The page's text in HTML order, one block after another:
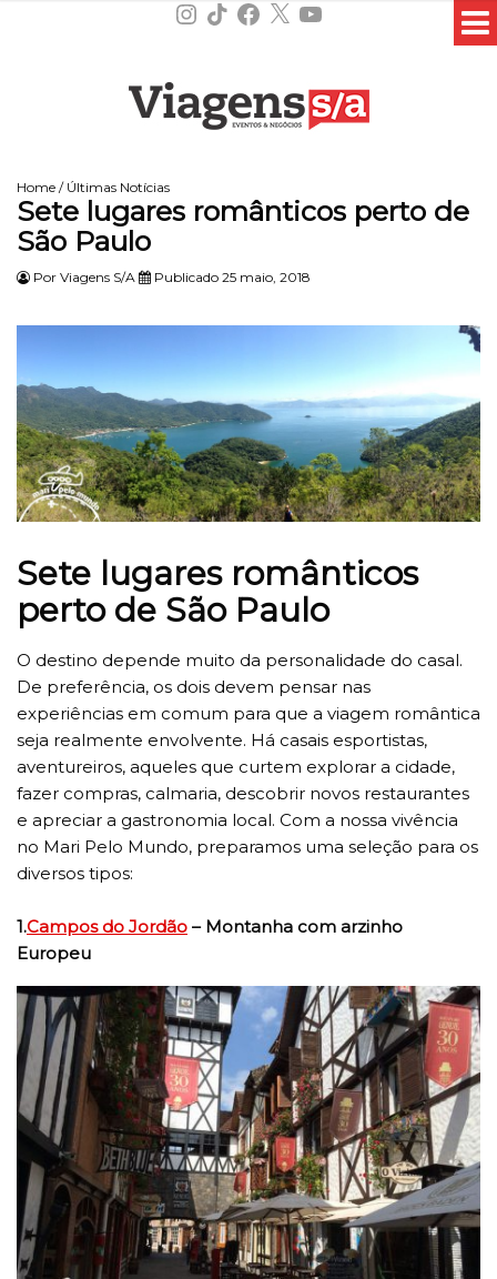
Instagram
TikTokFacebook
X YouTube
Home / Últimas Notícias
Sete lugares românticos perto de
São Paulo
Por Viagens S/A Publicado 25 maio, 2018
Sete lugares românticos
perto de São Paulo
O destino depende muito da personalidade do casal.
De preferência, os dois devem pensar nas
experiências em comum para que a viagem romântica
seja realmente envolvente. Há casais esportistas,
aventureiros, aqueles que curtem explorar a cidade,
fazer compras, calmaria, descobrir novos restaurantes
e apreciar a gastronomia local. Com a nossa vivência
no Mari Pelo Mundo, preparamos uma seleção para os
diversos tipos:
1.Campos do Jordão – Montanha com arzinho
Europeu